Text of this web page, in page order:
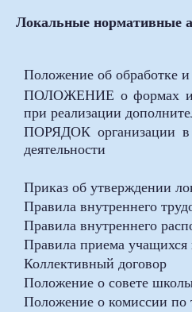
Локальные нормативные
Положение об обработке
ПОЛОЖЕНИЕ о формах и
при реализации
ПОРЯДОК организации в
деятельности
Приказ об утверждении
Правила внутреннего
Правила внутреннего
Правила приема учащихся
Коллективный договор
Положение о совете
Положение о комиссии по